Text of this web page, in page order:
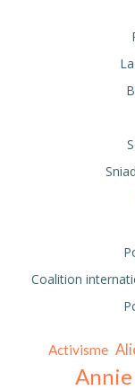
Coalition
Activisme